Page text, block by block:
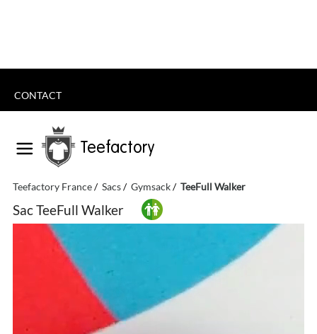
CONTACT
Teefactory
Teefactory France Sacs Gymsack TeeFull Walker
Sac TeeFull Walker